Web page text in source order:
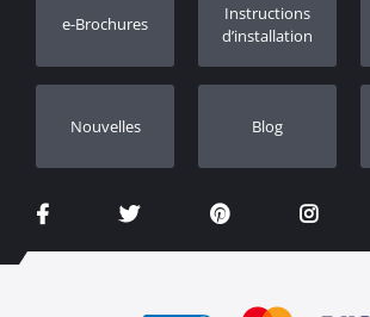
Concessionnaires
e-Brochures
Instructions
d’installation
Nouvelles Blog